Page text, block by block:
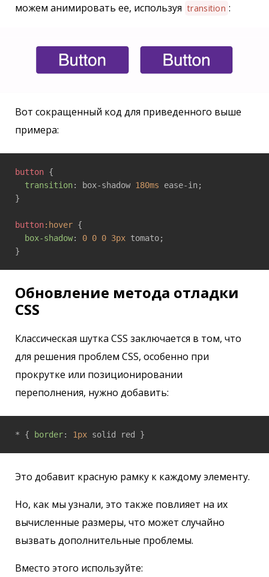
можем анимировать ее, используя transition :
Вот сокращенный код для приведенного выше
примера:
button {
transition: box-shadow 180ms ease-in;
}
button:hover {
box-shadow: 0 0 0 3px tomato;
Обновление метода отладки
CSS
Классическая шутка CSS заключается в том, что
для решения проблем CSS, особенно при
прокрутке или позиционировании
переполнения, нужно добавить:
* { border: 1px
Это добавит красную рамку к каждому элементу.
Но, как мы узнали, это также повлияет на их
вычисленные размеры, что может случайно
вызвать дополнительные проблемы.
Вместо этого используйте: